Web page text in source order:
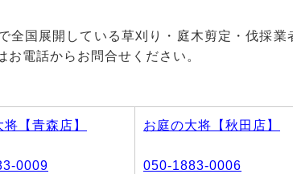
全国展開している草刈り・庭木剪定・伐採
電話からお問合せください。
【青森店】
0009
お庭の大将【秋田店】
050-1883-0006